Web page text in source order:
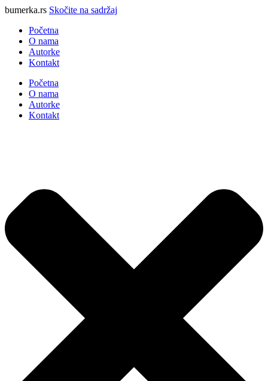
bumerka.rs Skočite na sadržaj
Početna
O nama
Autorke
Kontakt
Početna
O nama
Autorke
Kontakt